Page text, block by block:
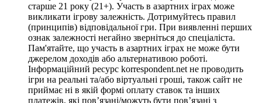
старше 21 року (21+). Участь в азартних іграх може
викликати ігрову залежність. Дотримуйтесь правил
(принципів) відповідальної гри. При виявленні перших
ознак залежності негайно зверніться до спеціаліста.
Пам'ятайте, що участь в азартних іграх не може бути
джерелом доходів або альтернативою роботі.
Інформаційний ресурс korrespondent.net не проводить
ігри на реальні та/або віртуальні гроші, також сайт не
приймає ні в якій формі оплату ставок та інших
платежів, які пов’язані/можуть бути пов’язані з